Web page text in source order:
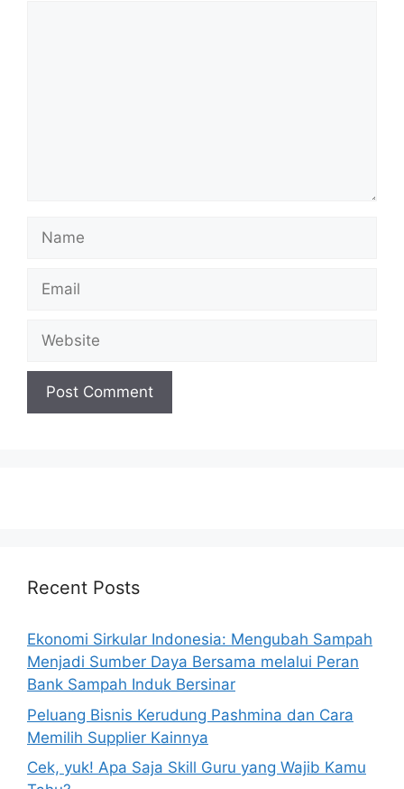
Name
Email
Website
Recent Posts
Ekonomi Sirkular Indonesia: Mengubah Sampah
Menjadi Sumber Daya Bersama melalui Peran
Bank Sampah Induk Bersinar
Peluang Bisnis Kerudung Pashmina dan Cara
Memilih Supplier Kainnya
Cek, yuk! Apa Saja Skill Guru yang Wajib Kamu